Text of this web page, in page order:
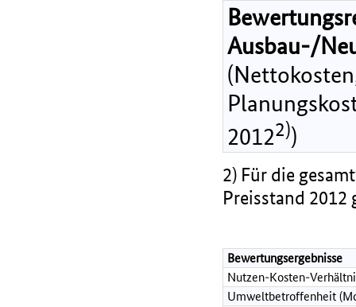
Ausbau-/
20122))
2) Für die
Preisstand 2012
Bewertungsergebnisse
Nutzen-Kosten-
Umweltbetroffenheit